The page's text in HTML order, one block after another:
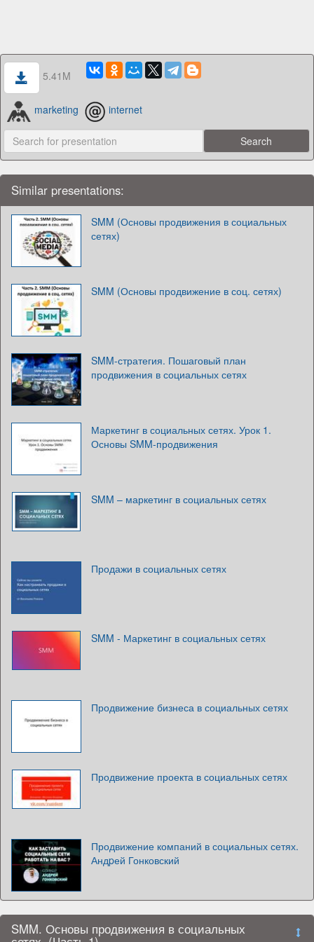
5.41M
marketing internet
Similar presentations:
SMM (Основы продвижения в социальных
сетях)
SMM (Основы продвижение в соц. сетях)
SMM-стратегия. Пошаговый план
продвижения в социальных сетях
Маркетинг в социальных сетях. Урок 1.
Основы SMM-продвижения
SMM – маркетинг в социальных сетях
Продажи в социальных сетях
SMM - Маркетинг в социальных сетях
Продвижение бизнеса в социальных сетях
Продвижение проекта в социальных сетях
Продвижение компаний в социальных сетях.
Андpей Гонковский
SMM. Основы продвижения в социальных